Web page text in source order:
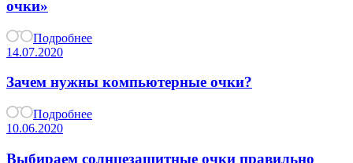
очки»
Подробнее
14.07.2020
Зачем нужны компьютерные очки?
Подробнее
10.06.2020
Выбираем солнцезащитные очки правильно